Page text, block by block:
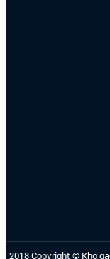
2018 Copyright © Kho